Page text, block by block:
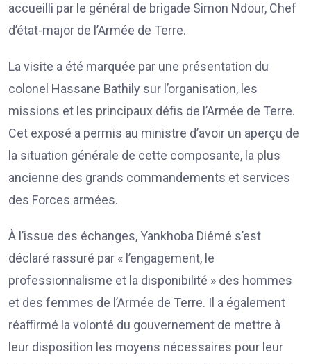
accueilli par le général de brigade Simon Ndour, Chef
d’état-major de l’Armée de Terre.
La visite a été marquée par une présentation du
colonel Hassane Bathily sur l’organisation, les
missions et les principaux défis de l’Armée de Terre.
Cet exposé a permis au ministre d’avoir un aperçu de
la situation générale de cette composante, la plus
ancienne des grands commandements et services
des Forces armées.
À l’issue des échanges, Yankhoba Diémé s’est
déclaré rassuré par « l’engagement, le
professionnalisme et la disponibilité » des hommes
et des femmes de l’Armée de Terre. Il a également
réaffirmé la volonté du gouvernement de mettre à
leur disposition les moyens nécessaires pour leur